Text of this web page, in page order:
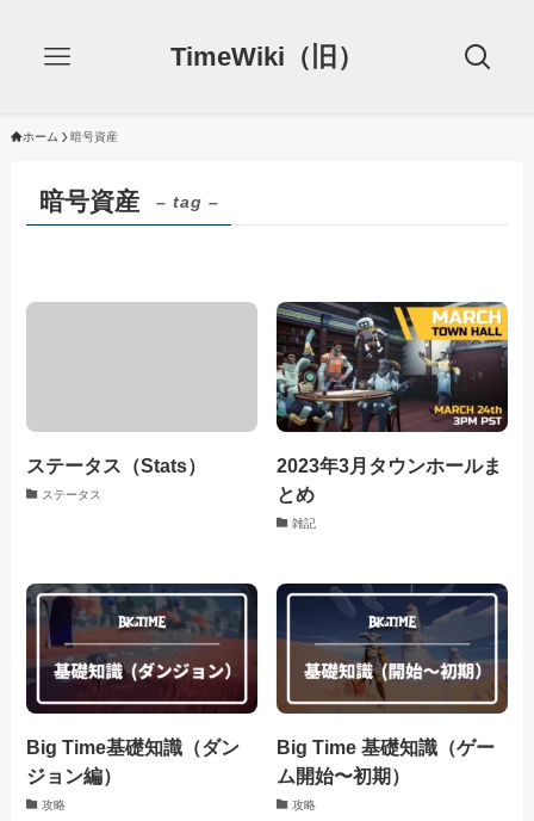
TimeWiki（旧）
ホーム 暗号資産
暗号資産 – tag –
ステータス（Stats）
ステータス
2023年3月タウンホールま
とめ
雑記
Big Time基礎知識（ダン
ジョン編）
攻略
Big Time 基礎知識（ゲー
ム開始〜初期）
攻略